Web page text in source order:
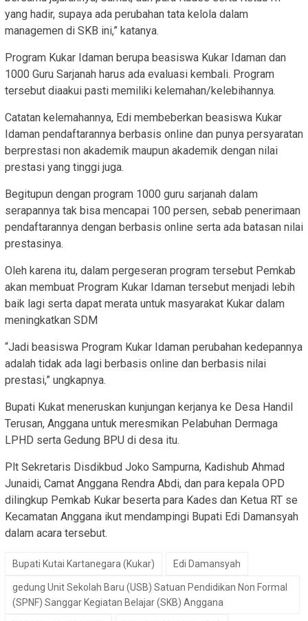
yang hadir, supaya ada perubahan tata kelola dalam
managemen di SKB ini,” katanya.
Program Kukar Idaman berupa beasiswa Kukar Idaman dan
1000 Guru Sarjanah harus ada evaluasi kembali. Program
tersebut diaakui pasti memiliki kelemahan/kelebihannya.
Catatan kelemahannya, Edi membeberkan beasiswa Kukar
Idaman pendaftarannya berbasis online dan punya persyaratan
berprestasi non akademik maupun akademik dengan nilai
prestasi yang tinggi juga.
Begitupun dengan program 1000 guru sarjanah dalam
serapannya tak bisa mencapai 100 persen, sebab penerimaan
pendaftarannya dengan berbasis online serta ada batasan nilai
prestasinya.
Oleh karena itu, dalam pergeseran program tersebut Pemkab
akan membuat Program Kukar Idaman tersebut menjadi lebih
baik lagi serta dapat merata untuk masyarakat Kukar dalam
meningkatkan SDM
“Jadi beasiswa Program Kukar Idaman perubahan kedepannya
adalah tidak ada lagi berbasis online dan berbasis nilai
prestasi,” ungkapnya.
Bupati Kukat meneruskan kunjungan kerjanya ke Desa Handil
Terusan, Anggana untuk meresmikan Pelabuhan Dermaga
LPHD serta Gedung BPU di desa itu.
Plt Sekretaris Disdikbud Joko Sampurna, Kadishub Ahmad
Junaidi, Camat Anggana Rendra Abdi, dan para kepala OPD
dilingkup Pemkab Kukar beserta para Kades dan Ketua RT se
Kecamatan Anggana ikut mendampingi Bupati Edi Damansyah
dalam acara tersebut.
Bupati Kutai Kartanegara (Kukar) Edi Damansyah
gedung Unit Sekolah Baru (USB) Satuan Pendidikan Non Formal
(SPNF) Sanggar Kegiatan Belajar (SKB) Anggana